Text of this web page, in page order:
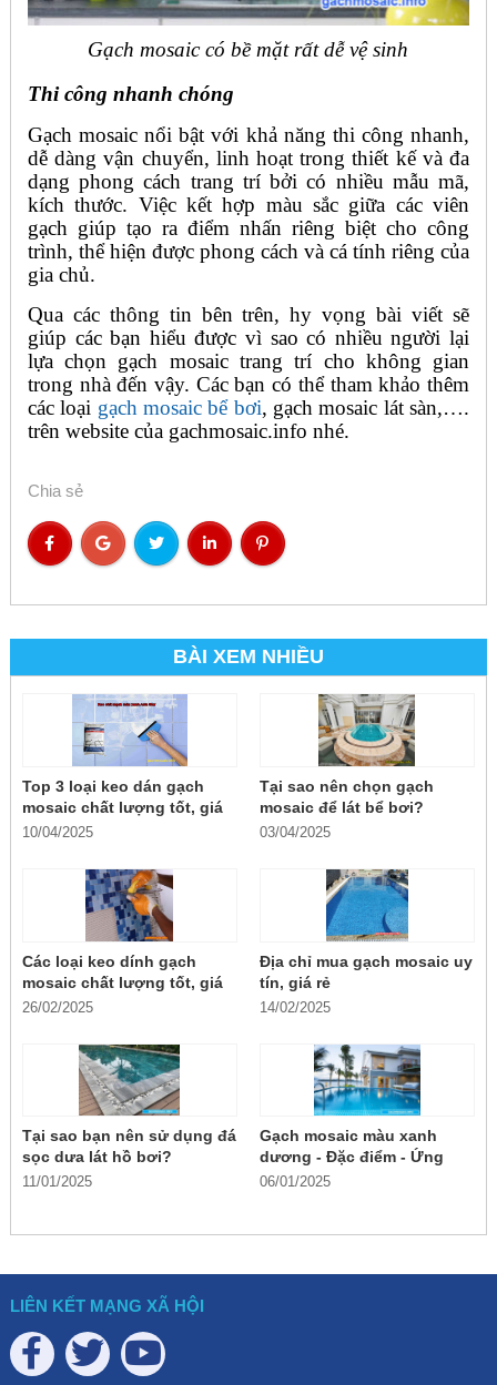
Gạch mosaic có bề mặt rất dễ vệ sinh
Thi công nhanh chóng
Gạch mosaic nổi bật với khả năng thi công nhanh,
dễ dàng vận chuyển, linh hoạt trong thiết kế và đa
dạng phong cách trang trí bởi có nhiều mẫu mã,
kích thước. Việc kết hợp màu sắc giữa các viên
gạch giúp tạo ra điểm nhấn riêng biệt cho công
trình, thể hiện được phong cách và cá tính riêng của
gia chủ.
Qua các thông tin bên trên, hy vọng bài viết sẽ
giúp các bạn hiểu được vì sao có nhiều người lại
lựa chọn gạch mosaic trang trí cho không gian
trong nhà đến vậy. Các bạn có thể tham khảo thêm
các loại gạch mosaic bể bơi, gạch mosaic lát sàn,….
trên website của gachmosaic.info nhé.
Chia sẻ
BÀI XEM NHIỀU
Top 3 loại keo dán gạch
mosaic chất lượng tốt, giá
rẻ
10/04/2025
Tại sao nên chọn gạch
mosaic để lát bể bơi?
03/04/2025
Các loại keo dính gạch
mosaic chất lượng tốt, giá
rẻ
26/02/2025
Địa chỉ mua gạch mosaic uy
tín, giá rẻ
14/02/2025
Tại sao bạn nên sử dụng đá
sọc dưa lát hồ bơi?
11/01/2025
Gạch mosaic màu xanh
dương - Đặc điểm - Ứng
dụng
06/01/2025
LIÊN KẾT MẠNG XÃ HỘI